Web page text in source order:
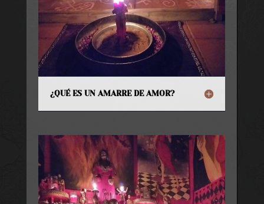
¿QUÉ ES UN AMARRE DE AMOR?